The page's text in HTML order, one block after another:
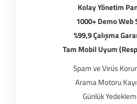
Kolay Yönetim
1000+ Demo Web
%99,9 Çalışma
Tam Mobil Uyum
Spam ve Virüs
Arama Motoru
Günlük